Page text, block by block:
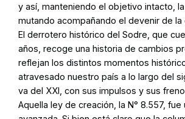
y así, manteniendo el objetivo intacto,
mutando acompañando el devenir de la
El derrotero histórico del Sodre, que
años, recoge una historia de cambios
reflejan los distintos momentos
atravesado nuestro país a lo largo del
va del XXI, con sus impulsos y sus
Aquella ley de creación, la N° 8.557, fue